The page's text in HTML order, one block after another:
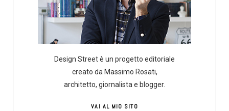
Design Street è un progetto editoriale
creato da Massimo Rosati,
architetto, giornalista e blogger.
VAI AL MIO SITO